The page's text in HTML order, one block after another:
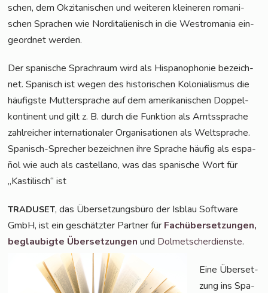
schen, dem Okzita­ni­schen und wei­te­ren klei­ne­ren roma­ni­
schen Spra­chen wie Nord­ita­lie­nisch in die West­ro­ma­nia ein­
ge­ord­net werden.
Der spa­ni­sche Sprach­raum wird als His­pano­pho­nie bezeich­
net. Spa­nisch ist wegen des his­to­ri­schen Kolo­nia­lis­mus die
häu­figs­te Mut­ter­spra­che auf dem ame­ri­ka­ni­schen Dop­pel­
kon­ti­nent und gilt z. B. durch die Funk­ti­on als Amts­spra­che
zahl­rei­cher inter­na­tio­na­ler Orga­ni­sa­tio­nen als Welt­spra­che.
Spa­nisch-Spre­cher bezeich­nen ihre Spra­che häu­fig als espa­
ñol wie auch als cas­tel­lano, was das spa­ni­sche Wort für
„Kas­ti­lisch“ ist
TRADUSET, das Über­set­zungs­bü­ro der Isblau Soft­ware
GmbH, ist ein geschätz­ter Part­ner für Fach­über­set­zun­gen,
beglau­big­te Über­set­zun­gen und Dol­met­scher­diens­te.
Eine Über­set­
zung ins Spa­